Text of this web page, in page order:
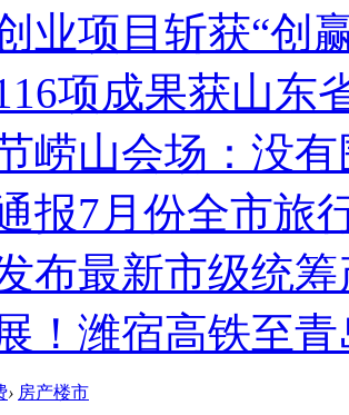
业项目斩获“创
项成果获山东
崂山会场：没有
报7月份全市旅
布最新市级统
！潍宿高铁至
› 房产楼市